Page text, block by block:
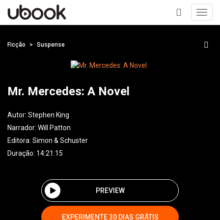
+
Ficção Suspense
Mr. Mercedes: A Novel
Autor: Stephen King
Narrador: Will Patton
Editora: Simon & Schuster
Duração: 14:21:15
PREVIEW
EXPERIMENTE 30 DIAS GRÁTIS